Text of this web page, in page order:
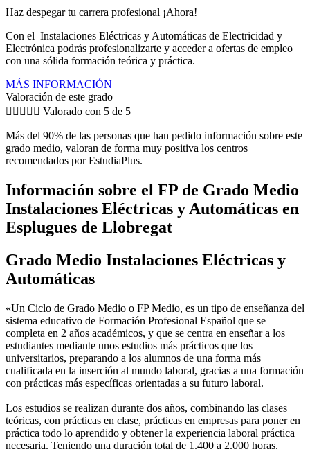
Haz despegar tu carrera profesional ¡Ahora!
Con el Instalaciones Eléctricas y Automáticas de Electricidad y
Electrónica podrás profesionalizarte y acceder a ofertas de empleo
con una sólida formación teórica y práctica.
MÁS INFORMACIÓN
Valoración de este grado
     Valorado con 5 de 5
Más del 90% de las personas que han pedido información sobre este
grado medio, valoran de forma muy positiva los centros
recomendados por EstudiaPlus.
Información sobre el FP de Grado Medio
Instalaciones Eléctricas y Automáticas en
Esplugues de Llobregat
Grado Medio Instalaciones Eléctricas y
Automáticas
«Un Ciclo de Grado Medio o FP Medio, es un tipo de enseñanza del
sistema educativo de Formación Profesional Español que se
completa en 2 años académicos, y que se centra en enseñar a los
estudiantes mediante unos estudios más prácticos que los
universitarios, preparando a los alumnos de una forma más
cualificada en la inserción al mundo laboral, gracias a una formación
con prácticas más específicas orientadas a su futuro laboral.
Los estudios se realizan durante dos años, combinando las clases
teóricas, con prácticas en clase, prácticas en empresas para poner en
práctica todo lo aprendido y obtener la experiencia laboral práctica
necesaria. Teniendo una duración total de 1.400 a 2.000 horas.